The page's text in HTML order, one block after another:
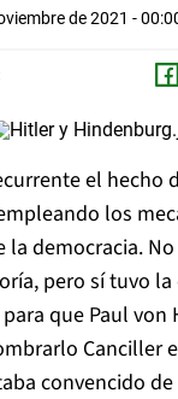
de 2021 -
el hecho
los
la democracia.
pero sí tuvo
que Paul von
Canciller
convencido